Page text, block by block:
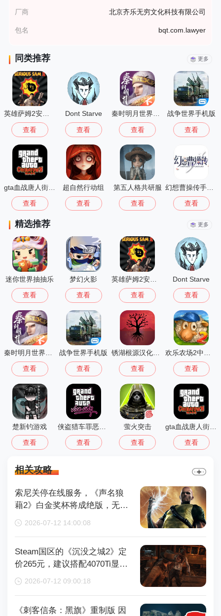
厂商 北京齐乐无穷文化科技有限公司
包名 bqt.com.lawyer
同类推荐 更多
英雄萨姆2安卓版
查看
Dont Starve
查看
秦时明月世界测试服
查看
战争世界手机版
查看
查看
超自然行动组
查看
第五人格共研服
查看 查看
精选推荐 更多
迷你世界抽抽乐
查看
梦幻火影
查看 查看
Dont Starve
查看
秦时明月世界测试服
查看
战争世界手机版
查看
锈湖根源汉化版 3.1.5
查看
欢乐农场2中文版
查看
楚新钓游戏
查看 查看
萤火突击
查看 查看
相关攻略
索尼关停在线服务，《声名狼
藉2》白金奖杯将成绝版，无法
再获取
2026-07-12 14:00:08
Steam国区的《沉没之城2》定
价265元，建议搭配4070Ti显卡
以获得较好体验
2026-07-12 09:00:18
《刺客信条：黑旗》重制版 因